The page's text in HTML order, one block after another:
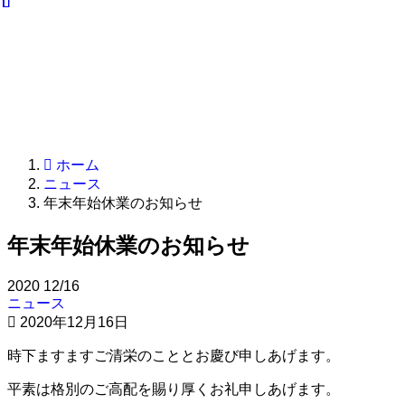
ホーム
ニュース
年末年始休業のお知らせ
年末年始休業のお知らせ
2020 12/16
ニュース
2020年12月16日
時下ますますご清栄のこととお慶び申しあげます。
平素は格別のご高配を賜り厚くお礼申しあげます。